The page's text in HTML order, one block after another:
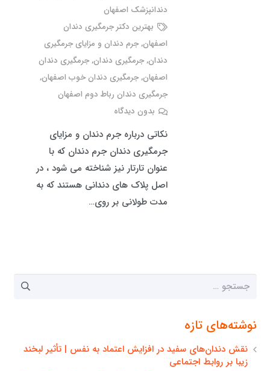
دندانپزشک اصفهان
بهترین دکتر جرمگیری دندان
اصفهان,جرم دندان و مزایای جرمگیری
دندان,جرمگیری دندان,جرمگیری دندان
اصفهان,جرمگیری دندان خوب اصفهان,
جرمگیری دندان رباط دوم اصفهان
بدون دیدگاه
نکاتی درباره جرم دندان و مزایای
جرمگیری دندان جرم دندان که با
عنوان تارتار نیز شناخته می شود ، در
اصل پلاک های دندانی هستند که به
مدت طولانی بر روی…
جستجو
نوشته‌های تازه
نقش دندان‌های سفید در افزایش اعتماد به نفس | تأثیر لبخند
زیبا بر روابط اجتماعی